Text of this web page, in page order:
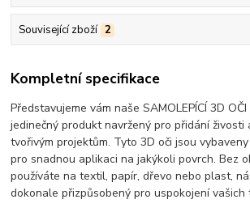
Související zboží 2
Kompletní specifikace
Představujeme vám naše SAMOLEPÍCÍ 3D OČI
jedinečný produkt navržený pro přidání živosti
tvořivým projektům. Tyto 3D oči jsou
pro snadnou aplikaci na jakýkoli povrch. Bez
používáte na textil, papír, dřevo nebo plast,
dokonale přizpůsobený pro uspokojení vašich